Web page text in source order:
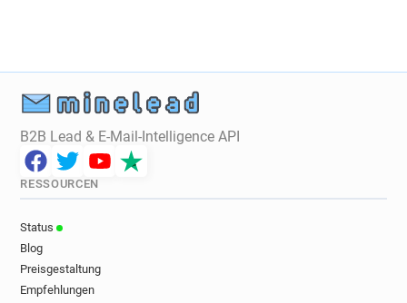
B2B Lead & E-Mail-Intelligence API
RESSOURCEN
Status
Blog
Preisgestaltung
Empfehlungen